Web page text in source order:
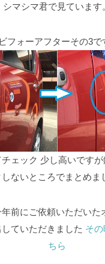
シマシマ君で見ています
ビフォーアフターその3で
ェック 少し高いです
しないところでまとめま
前にご依頼いただいた
ていただきました その
ちら